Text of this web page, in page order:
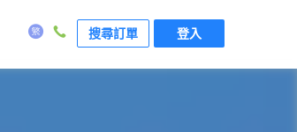
搜尋訂單 登入